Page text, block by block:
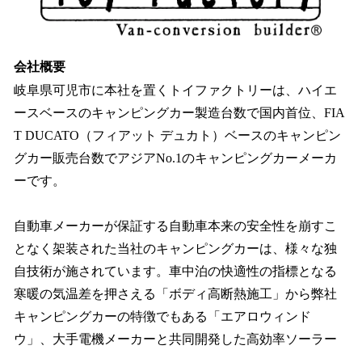
会社概要
岐阜県可児市に本社を置くトイファクトリーは、ハイエ
ースベースのキャンピングカー製造台数で国内首位、FIA
T DUCATO（フィアット デュカト）ベースのキャンピン
グカー販売台数でアジアNo.1のキャンピングカーメーカ
ーです。
自動車メーカーが保証する自動車本来の安全性を崩すこ
となく架装された当社のキャンピングカーは、様々な独
自技術が施されています。車中泊の快適性の指標となる
寒暖の気温差を押さえる「ボディ高断熱施工」から弊社
キャンピングカーの特徴でもある「エアロウィンド
ウ」、大手電機メーカーと共同開発した高効率ソーラー